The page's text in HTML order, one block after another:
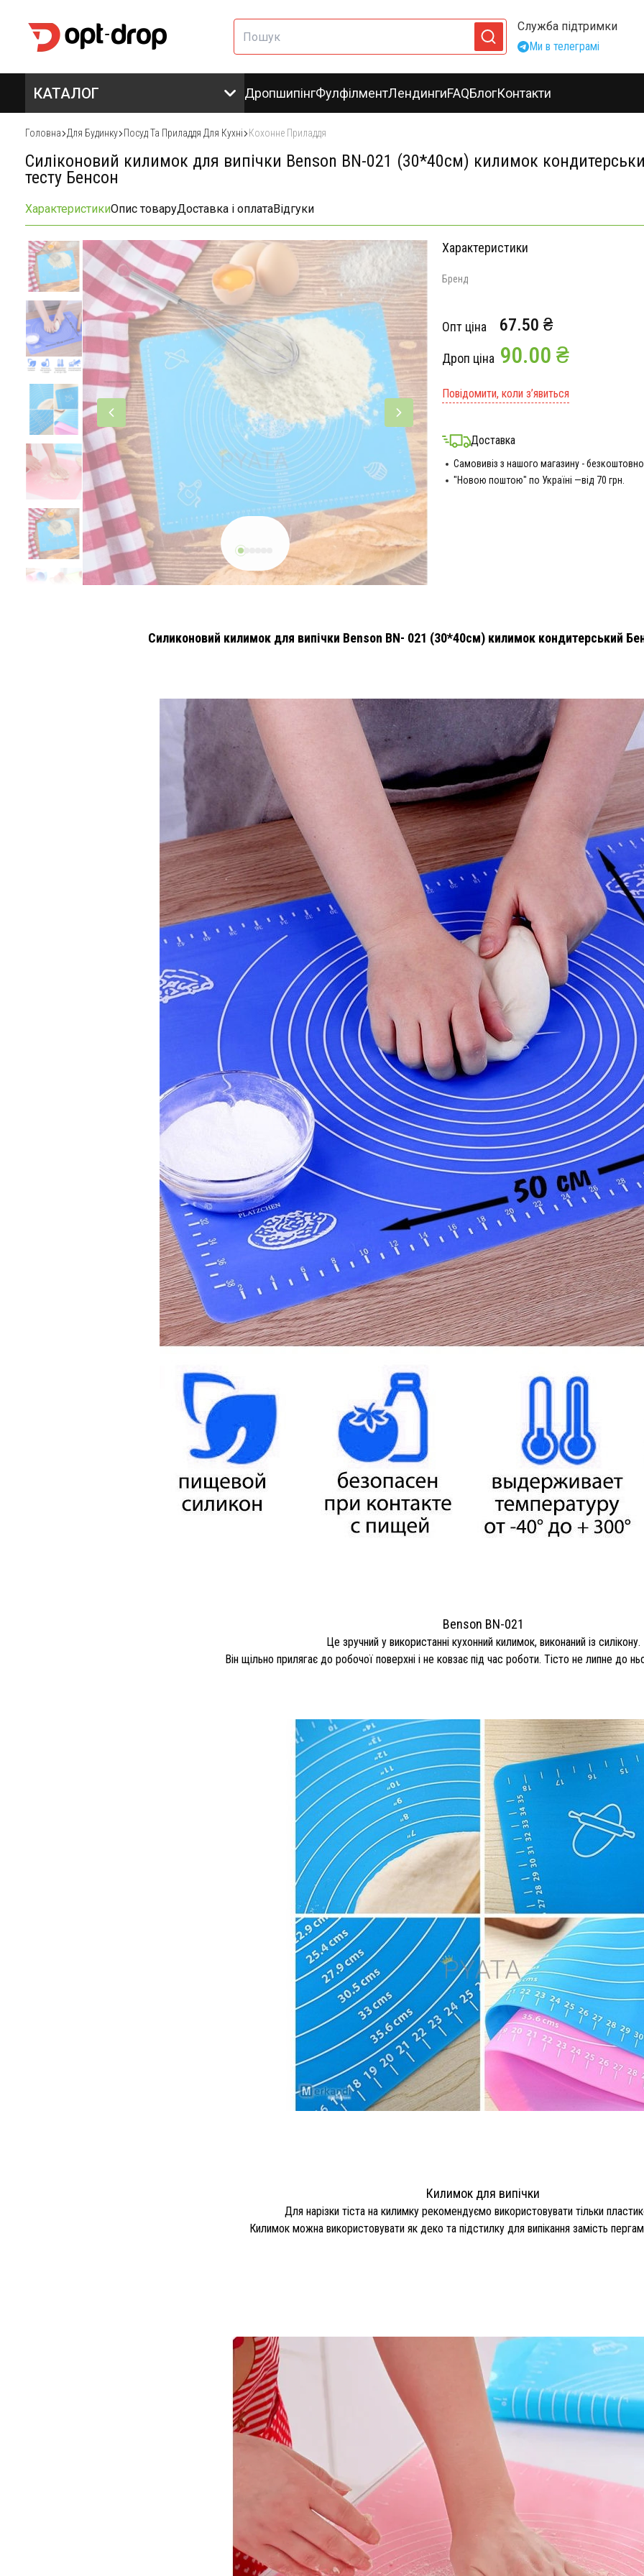
Служба підтримки
Ми в телеграмі
КАТАЛОГ ДропшипінгФулфілментЛендингиFAQБлогКонтакти
Головна Для Будинку Посуд Та Приладдя Для Кухні Кохонне Приладдя
Силіконовий килимок для випічки Benson BN-021 (30*40см) килимок
тесту Бенсон
ХарактеристикиОпис товаруДоставка і оплатаВідгуки
Характеристики
Бренд
Опт ціна 67.50 ₴
Дроп ціна 90.00 ₴
Повідомити, коли з’явиться
Доставка
Самовивіз з нашого магазину -
"Новою поштою" по Україні —від 70 грн.
Силиконовий килимок для випічки Benson BN- 021 (30*40см) килимок кондитерський
Benson BN-021
Це зручний у використанні кухонний килимок, виконаний із силікону.
Він щільно прилягає до робочої поверхні і не ковзає під час роботи. Тісто не липне до
Килимок для випічки
Для нарізки тіста на килимку рекомендуємо використовувати тільки
Килимок можна використовувати як деко та підстилку для випікання замість